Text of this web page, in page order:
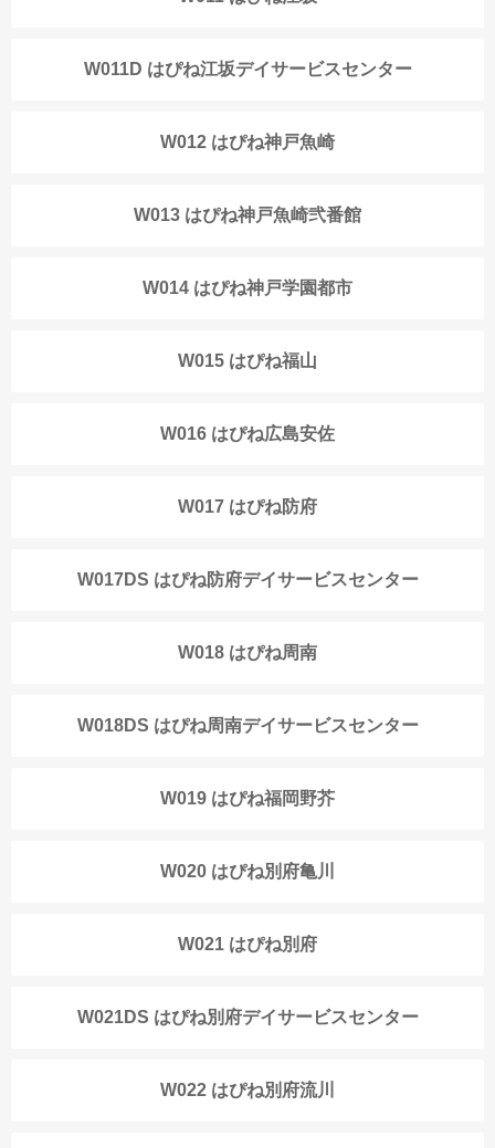
W011D はぴね江坂デイサービスセンター
W012 はぴね神戸魚崎
W013 はぴね神戸魚崎弐番館
W014 はぴね神戸学園都市
W015 はぴね福山
W016 はぴね広島安佐
W017 はぴね防府
W017DS はぴね防府デイサービスセンター
W018 はぴね周南
W018DS はぴね周南デイサービスセンター
W019 はぴね福岡野芥
W020 はぴね別府亀川
W021 はぴね別府
W021DS はぴね別府デイサービスセンター
W022 はぴね別府流川